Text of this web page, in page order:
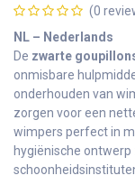
(0
NL – Nederlands
De zwarte
onmisbare
onderhouden van
zorgen voor een
wimpers perfect in
hygiënische